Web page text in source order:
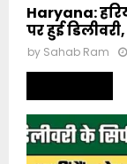
Haryana:
पर हुई
by Sahab Ram